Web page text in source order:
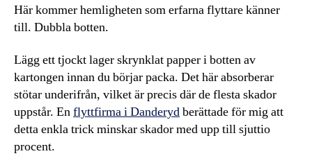
Här kommer hemligheten som erfarna flyttare känner
till. Dubbla botten.
Lägg ett tjockt lager skrynklat papper i botten av
kartongen innan du börjar packa. Det här absorberar
stötar underifrån, vilket är precis där de flesta skador
uppstår. Enflyttfirma i Danderydberättade för mig att
detta enkla trick minskar skador med upp till sjuttio
procent.